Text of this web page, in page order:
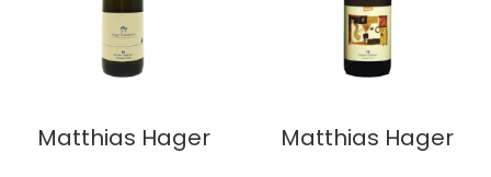
Matthias Hager Matthias Hager